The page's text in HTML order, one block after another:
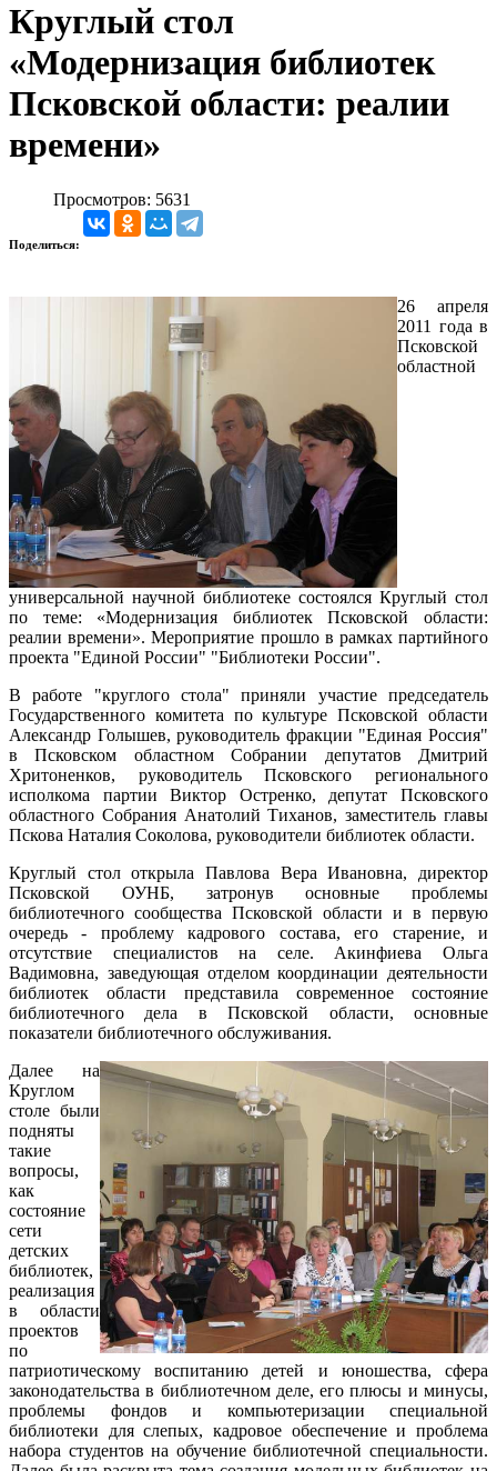
Круглый стол
«Модернизация библиотек
Псковской области: реалии
времени»
Просмотров: 5631
Поделиться:
26 апреля
2011 года в
Псковской
областной
универсальной научной библиотеке состоялся Круглый стол
по теме: «Модернизация библиотек Псковской области:
реалии времени». Мероприятие прошло в рамках партийного
проекта "Единой России" "Библиотеки России".
В работе "круглого стола" приняли участие председатель
Государственного комитета по культуре Псковской области
Александр Голышев, руководитель фракции "Единая Россия"
в Псковском областном Собрании депутатов Дмитрий
Хритоненков, руководитель Псковского регионального
исполкома партии Виктор Остренко, депутат Псковского
областного Собрания Анатолий Тиханов, заместитель главы
Пскова Наталия Соколова, руководители библиотек области.
Круглый стол открыла Павлова Вера Ивановна, директор
Псковской ОУНБ, затронув основные проблемы
библиотечного сообщества Псковской области и в первую
очередь - проблему кадрового состава, его старение, и
отсутствие специалистов на селе. Акинфиева Ольга
Вадимовна, заведующая отделом координации деятельности
библиотек области представила современное состояние
библиотечного дела в Псковской области, основные
показатели библиотечного обслуживания.
Далее на
Круглом
столе были
подняты
такие
вопросы,
как
состояние
сети
детских
библиотек,
реализация
в области
проектов
по
патриотическому воспитанию детей и юношества, сфера
законодательства в библиотечном деле, его плюсы и минусы,
проблемы фондов и компьютеризации специальной
библиотеки для слепых, кадровое обеспечение и проблема
набора студентов на обучение библиотечной специальности.